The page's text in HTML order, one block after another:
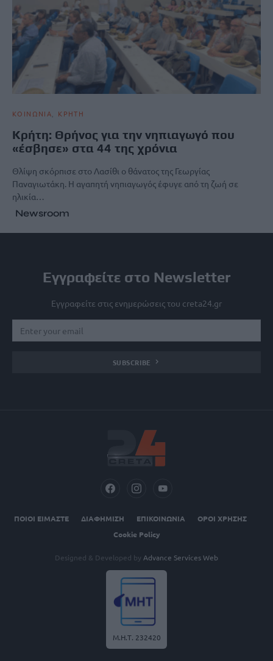
ΚΟΙΝΩΝΙΑ ΚΡΗΤΗ
Κρήτη: Θρήνος για την νηπιαγωγό που
«έσβησε» στα 44 της χρόνια
Θλίψη σκόρπισε στο Λασίθι ο θάνατος της Γεωργίας
Παναγιωτάκη. Η αγαπητή νηπιαγωγός έφυγε από τη ζωή σε
ηλικία…
Newsroom
Εγγραφείτε στο Newsletter
Εγγραφείτε στις ενημερώσεις του creta24.gr
SUBSCRIBE
ΠΟΙΟΙ ΕΙΜΑΣΤΕ ΔΙΑΦΗΜΙΣΗ ΕΠΙΚΟΙΝΩΝΙΑ
ΟΡΟΙ ΧΡΗΣΗΣ
Cookie Policy
Designed & Developed by Advance Services Web
Μ.Η.Τ. 232420